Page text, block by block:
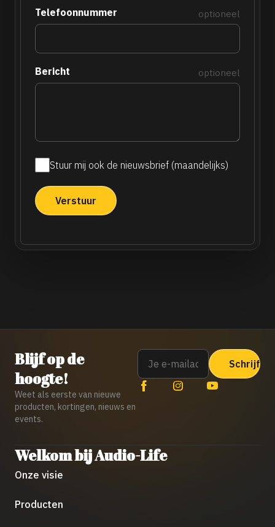
Telefoonnummer optioneel
Bericht optioneel
Maandelijkse
nieuwsbrief
Stuur mij ook de nieuwsbrief (maandelijks)
Blijf op de
hoogte!
Weet als eerste van nieuwe
producten, kortingen, nieuws en
events.
Email
Welkom bij Audio-Life
Onze visie
Producten